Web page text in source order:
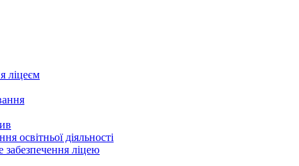
ліцеєм
освітньої діяльності
забезпечення ліцею